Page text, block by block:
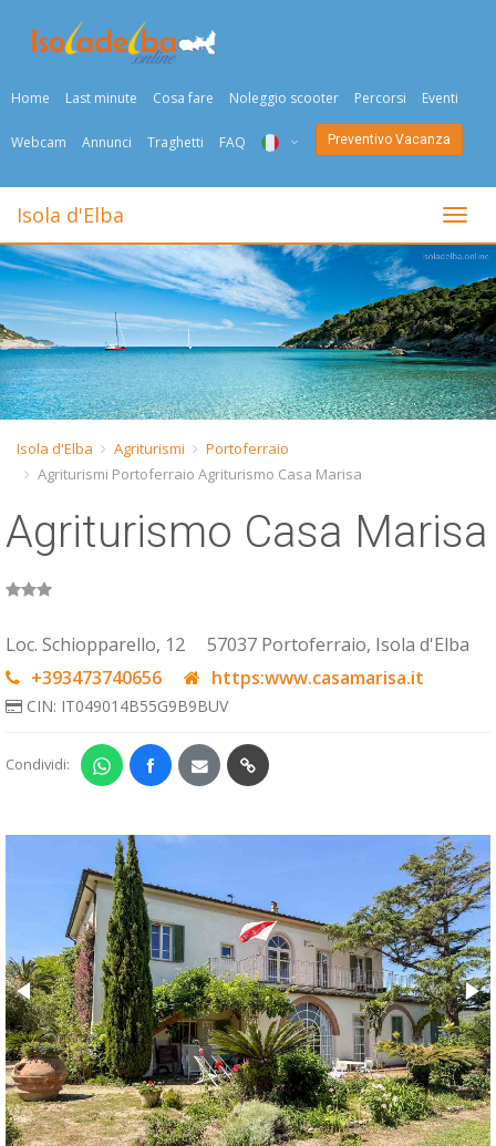
Home Last minute Cosa fare Noleggio scooter Percorsi Eventi
Webcam Annunci Traghetti FAQ
ENG
DEU
NED
FRA
DAN
ESP
Preventivo Vacanza
Togli
Isola d'Elba
Isola d'Elba Agriturismi
Portoferraio
Agriturismi Portoferraio Agriturismo Casa Marisa
Agriturismo Casa Marisa
Loc. Schiopparello, 12
57037 Portoferraio, Isola d'Elba
+393473740656
https:www.casamarisa.it
CIN: IT049014B55G9B9BUV
Condividi: